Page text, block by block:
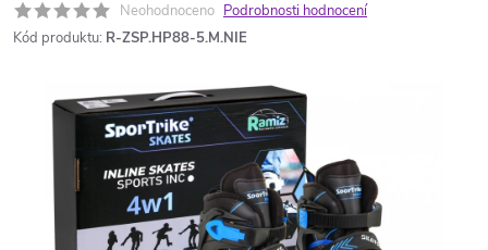
Neohodnoceno Podrobnosti hodnocení
Kód produktu: R-ZSP.HP88-5.M.NIE